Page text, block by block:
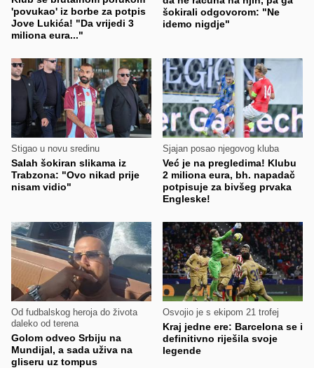
'povukao' iz borbe za potpis
Jove Lukića! "Da vrijedi 3
miliona eura..."
šokirali odgovorom: "Ne
idemo nigdje"
Stigao u novu sredinu
Salah šokiran slikama iz
Trabzona: "Ovo nikad prije
nisam vidio"
Sjajan posao njegovog kluba
Već je na pregledima! Klubu
2 miliona eura, bh. napadač
potpisuje za bivšeg prvaka
Engleske!
Od fudbalskog heroja do života
daleko od terena
Golom odveo Srbiju na
Mundijal, a sada uživa na
gliseru uz tompus
Osvojio je s ekipom 21 trofej
Kraj jedne ere: Barcelona se i
definitivno riješila svoje
legende